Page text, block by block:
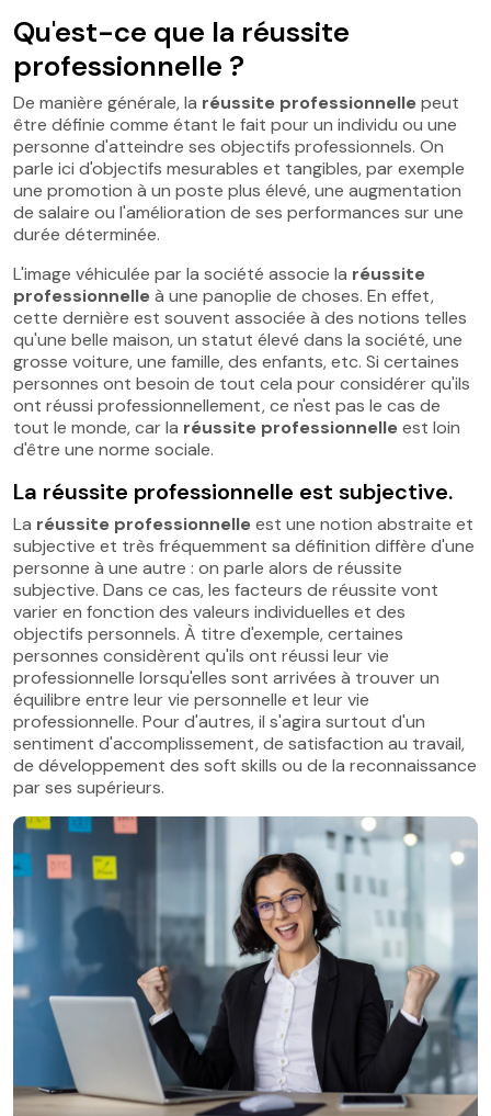
Qu'est-ce que la réussite
professionnelle ?
De manière générale, la réussite professionnellepeut
être définie comme étant le fait pour un individu ou une
personne d'atteindre ses objectifs professionnels. On
parle ici d'objectifs mesurables et tangibles, par exemple
une promotion à un poste plus élevé, une augmentation
de salaire ou l'amélioration de ses performances sur une
durée déterminée.
L'image véhiculée par la société associe la réussite
professionnelleà une panoplie de choses. En effet,
cette dernière est souvent associée à des notions telles
qu'une belle maison, un statut élevé dans la société, une
grosse voiture, une famille, des enfants, etc. Si certaines
personnes ont besoin de tout cela pour considérer qu'ils
ont réussi professionnellement, ce n'est pas le cas de
tout le monde, car la réussite professionnelleest loin
d'être une norme sociale.
La réussite professionnelle est subjective.
La réussite professionnelleest une notion abstraite et
subjective et très fréquemment sa définition diffère d'une
personne à une autre : on parle alors de réussite
subjective. Dans ce cas, les facteurs de réussite vont
varier en fonction des valeurs individuelles et des
objectifs personnels. À titre d'exemple, certaines
personnes considèrent qu'ils ont réussi leur vie
professionnelle lorsqu'elles sont arrivées à trouver un
équilibre entre leur vie personnelle et leur vie
professionnelle. Pour d'autres, il s'agira surtout d'un
sentiment d'accomplissement, de satisfaction au travail,
de développement des soft skills ou de la reconnaissance
par ses supérieurs.